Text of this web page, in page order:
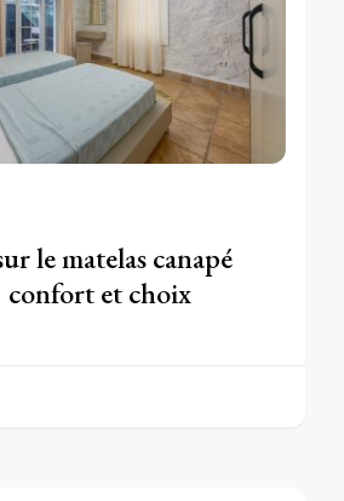
le matelas canapé
confort et choix